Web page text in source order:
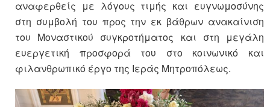
αναφερθείς με λόγους τιμής και ευγνωμοσύνης
στη συμβολή του προς την εκ βάθρων ανακαίνιση
του Μοναστικού συγκροτήματος και στη μεγάλη
ευεργετική προσφορά του στο κοινωνικό και
φιλανθρωπικό έργο της Ιεράς Μητροπόλεως.